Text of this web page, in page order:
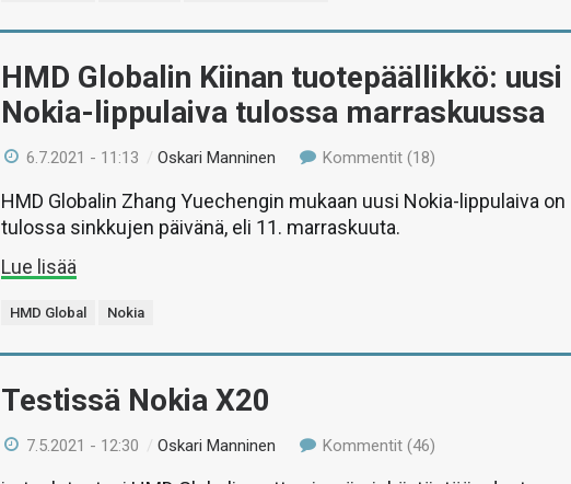
HMD Globalin Kiinan tuotepäällikkö: uusi
Nokia-lippulaiva tulossa marraskuussa
6.7.2021 - 11:13 /Oskari Manninen Kommentit (18)
HMD Globalin Zhang Yuechengin mukaan uusi Nokia-lippulaiva on
tulossa sinkkujen päivänä, eli 11. marraskuuta.
Lue lisää
HMD Global Nokia
Testissä Nokia X20
7.5.2021 - 12:30 /Oskari Manninen Kommentit (46)